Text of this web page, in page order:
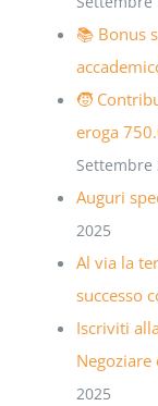
📚 Bonus
🧒
eroga
Settembre
Auguri
2025
Al via la
successo
Iscriviti
Negoziare
2025